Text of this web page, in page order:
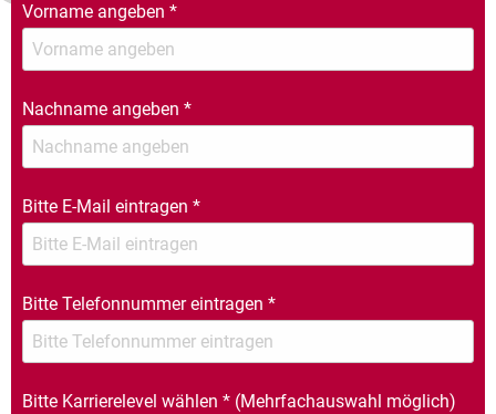
Vorname angeben *
Nachname angeben *
Bitte E-Mail eintragen *
Bitte Telefonnummer eintragen *
Bitte Karrierelevel wählen * (Mehrfachauswahl möglich)